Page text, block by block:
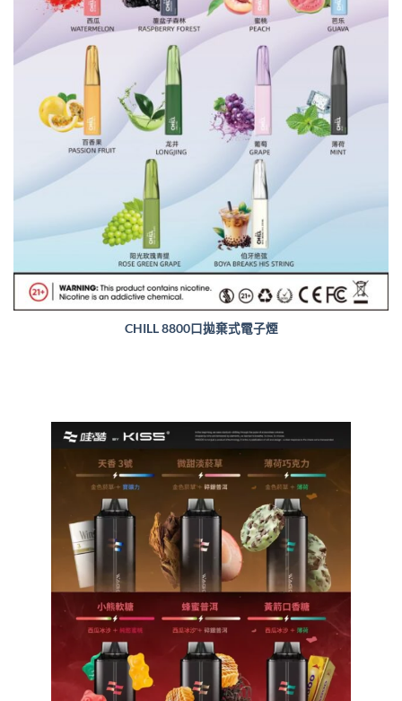
CHILL 8800口拋棄式電子煙